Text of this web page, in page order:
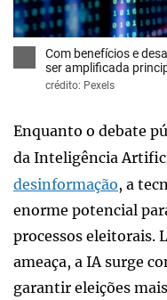
Com benefícios e
ser amplificada
crédito: Pexels
Enquanto o debate
da Inteligência
desinformação, a
enorme potencial
processos eleitorais.
ameaça, a IA surge
garantir eleições